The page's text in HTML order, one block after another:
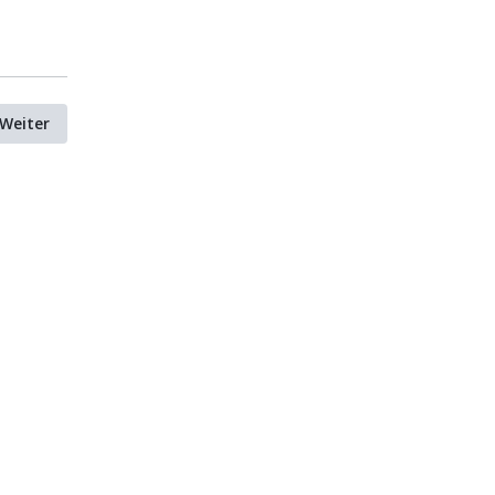
Weiter